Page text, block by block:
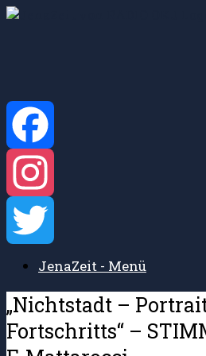
Zum
Facebook
Instagram
TwitterJenaZeit - Menü
„Nichtstadt –
Fortschritts“ –